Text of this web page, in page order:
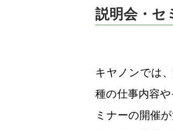
説明会・セ
キヤノンでは
種の仕事内容
ミナーの開催